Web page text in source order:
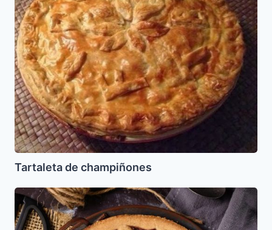
Tartaleta de champiñones
Tarta
Linzer
kasher